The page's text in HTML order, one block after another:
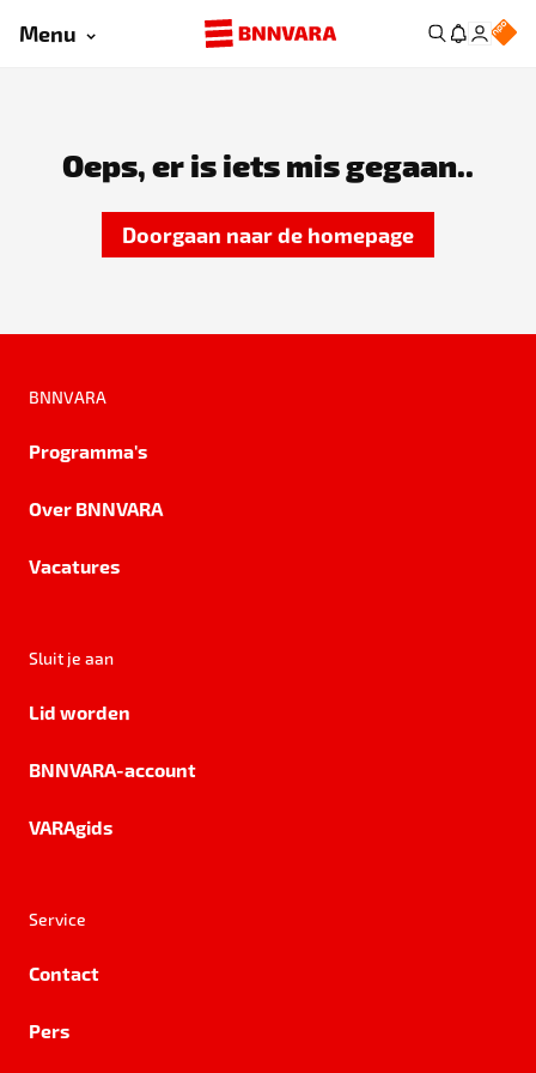
Menu
Oeps, er is iets mis gegaan..
Doorgaan naar de homepage
BNNVARA
Programma's
Over BNNVARA
Vacatures
Sluit je aan
Lid worden
BNNVARA-account
VARAgids
Service
Contact
Pers